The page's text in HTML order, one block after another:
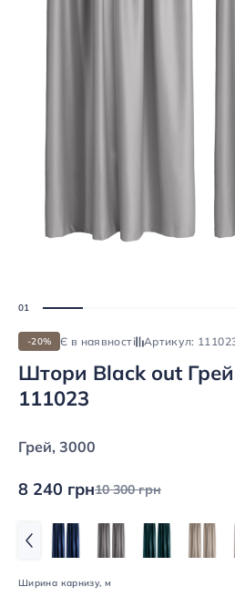
-20% Є в наявності Артикул:
Штори Black out
111023
Грей, 3000
8 240 грн10 300 грн
Ширина карнизу, м